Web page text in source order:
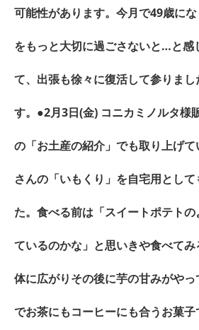
可能性があります。今月で49歳に
をもっと大切に過ごさないと…と感
て、出張も徐々に復活して参りま
す。●2月3日(金) コニカミノルタ様
の「お土産の紹介」でも取り上げ
さんの「いもくり」を自宅用とし
た。食べる前は「スイートポテト
ているのかな」と思いきや食べて
体に広がりその後に芋の甘みがや
でお茶にもコーヒーにも合うお菓